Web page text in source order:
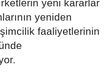
yeni kararlar
yeniden
faaliyetlerinin